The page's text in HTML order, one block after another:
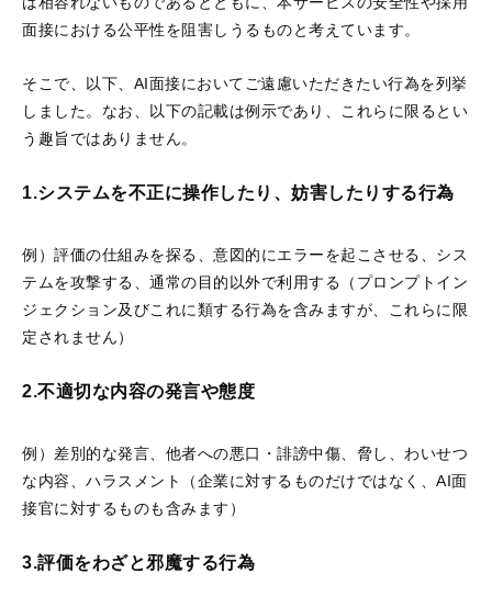
AIスキルインテリ
ジェンス
個人の能力を多角的・
客観的に評価するスキ
ルインテリジェンスシ
AI顧客評価
顧客との商談を解析す
に対する顧客の評価や
反応を多角的・客観的
AI360
の評判を収集・解析
バックサービス
です。
面接における公平性を阻害しうるものと考えています。
そこで、以下、AI面接においてご遠慮いただきたい行為を列挙
しました。なお、以下の記載は例示であり、これらに限るとい
う趣旨ではありません。
1.システムを不正に操作したり、妨害したりする行為
例）評価の仕組みを探る、意図的にエラーを起こさせる、シス
テムを攻撃する、通常の目的以外で利用する（プロンプトイン
ジェクション及びこれに類する行為を含みますが、これらに限
定されません）
2.不適切な内容の発言や態度
例）差別的な発言、他者への悪口・誹謗中傷、脅し、わいせつ
な内容、ハラスメント（企業に対するものだけではなく、AI面
接官に対するものも含みます）
3.評価をわざと邪魔する行為